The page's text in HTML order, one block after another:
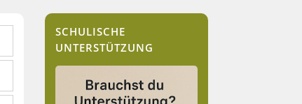
SCHULISCHE
UNTERSTÜTZUNG